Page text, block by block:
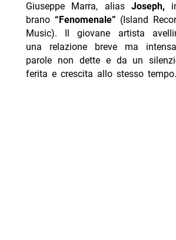
Giuseppe Marra, alias Joseph,
brano “Fenomenale” (Island
Music). Il giovane artista
una relazione breve ma
parole non dette e da un
ferita e crescita allo stesso tempo.